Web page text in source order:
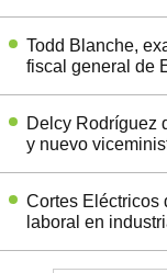
Todd Blanche,
fiscal general de
Delcy Rodríguez
y nuevo
Cortes Eléctricos
laboral en